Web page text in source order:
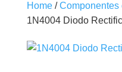
Home/Componentes
1N4004 Diodo